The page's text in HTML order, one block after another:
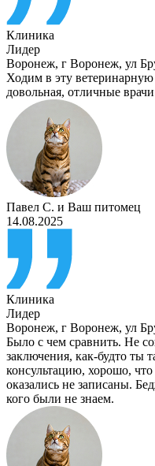
Клиника
Лидер
Воронеж, г Воронеж, ул
Ходим в эту
довольная, отличные
Павел С. и Ваш питомец
14.08.2025
Клиника
Лидер
Воронеж, г Воронеж, ул
Было с чем сравнить. Не
заключения, как-будто ты
консультацию, хорошо,
оказались не записаны.
кого были не знаем.